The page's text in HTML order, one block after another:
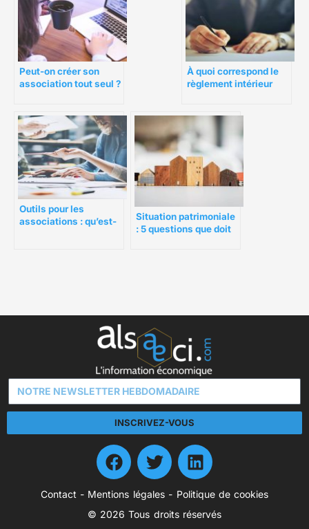
Peut-on créer son
association tout seul ?
À quoi correspond le
règlement intérieur
Outils pour les
associations : qu’est-
Situation patrimoniale
: 5 questions que doit
INSCRIVEZ-VOUS
Contact - Mentions légales- Politique de cookies
© 2026 Tous droits réservés